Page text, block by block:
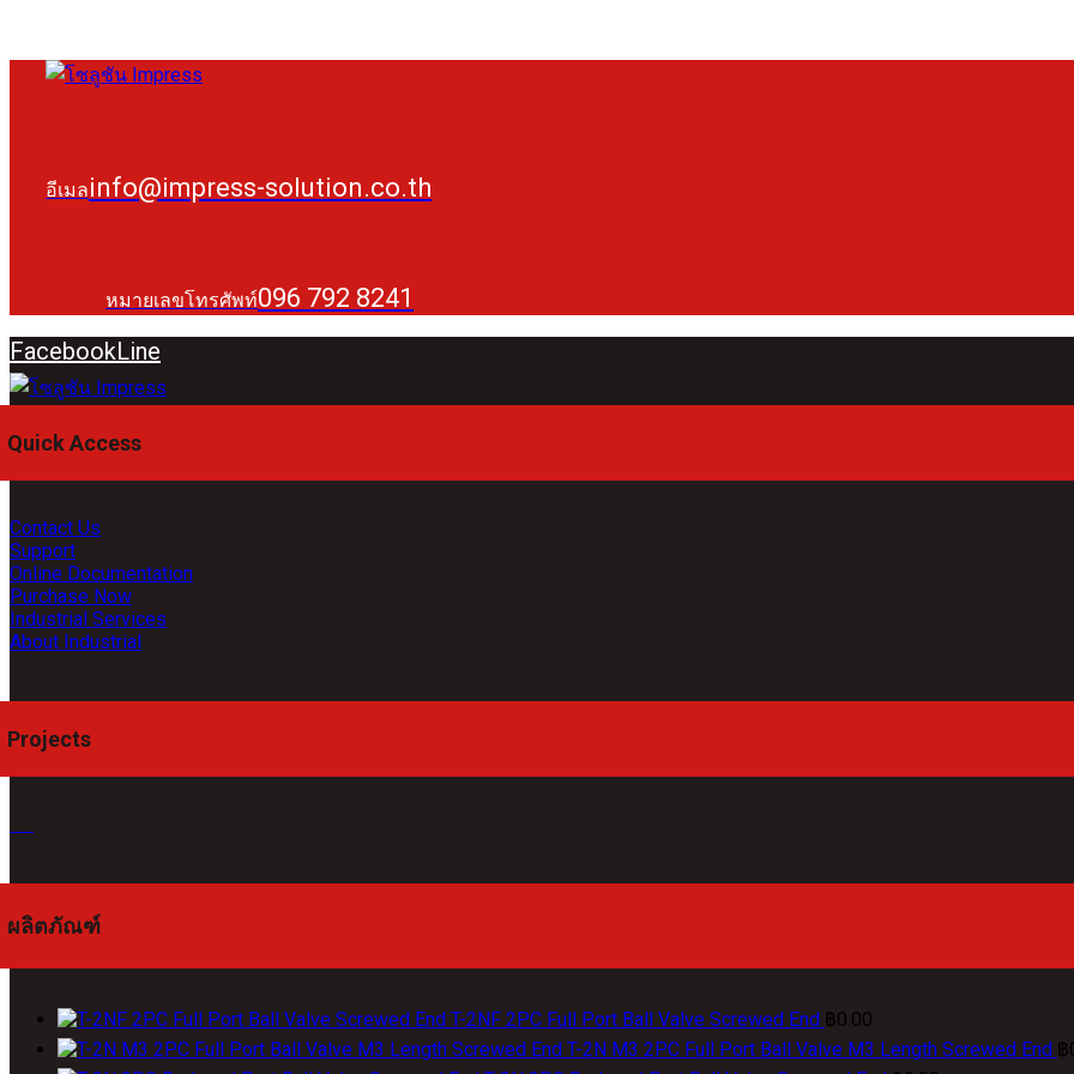
อีเมลinfo@impress-solution.co.th
หมายเลขโทรศัพท์096 792 8241
FacebookLine
Quick Access
Contact Us
Support
Online Documentation
Purchase Now
Industrial Services
About Industrial
Projects
ผลิตภัณฑ์
T-2NF 2PC Full Port Ball Valve Screwed End ฿0.00
T-2N M3 2PC Full Port Ball Valve M3 Length Screwed End ฿